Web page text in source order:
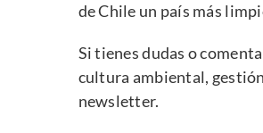
de Chile un país más
Si tienes dudas o
cultura ambiental,
newsletter.